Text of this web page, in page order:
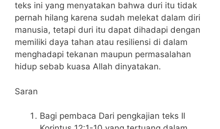
teks ini yang menyatakan bahwa duri itu tidak
pernah hilang karena sudah melekat dalam diri
manusia, tetapi duri itu dapat dihadapi dengan
memiliki daya tahan atau resiliensi di dalam
menghadapi tekanan maupun permasalahan
hidup sebab kuasa Allah dinyatakan.
Saran
Bagi pembaca Dari pengkajian teks II